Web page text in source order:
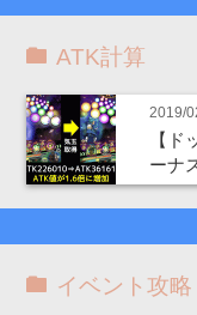
ATK計算
2019/
【
ーナ
イベント攻略